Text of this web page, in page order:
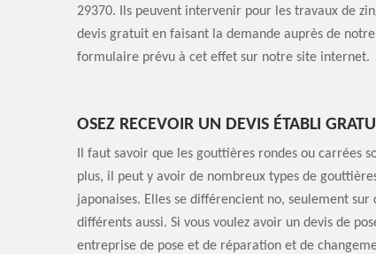
29370. Ils peuvent intervenir pour les travaux de
devis gratuit en faisant la demande auprès de
formulaire prévu à cet effet sur notre site internet.
OSEZ RECEVOIR UN DEVIS ÉTABLI
Il faut savoir que les gouttières rondes ou carrées
plus, il peut y avoir de nombreux types de
japonaises. Elles se différencient no, seulement
différents aussi. Si vous voulez avoir un devis de
entreprise de pose et de réparation et de